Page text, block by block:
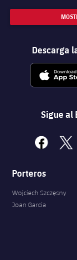
Descarga
Sigue al
facebook
x
Porteros
Wojciech Szczęsny
Joan Garcia